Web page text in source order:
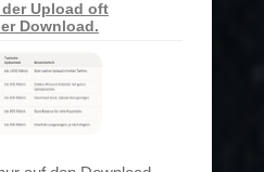
der Upload oft
Download.